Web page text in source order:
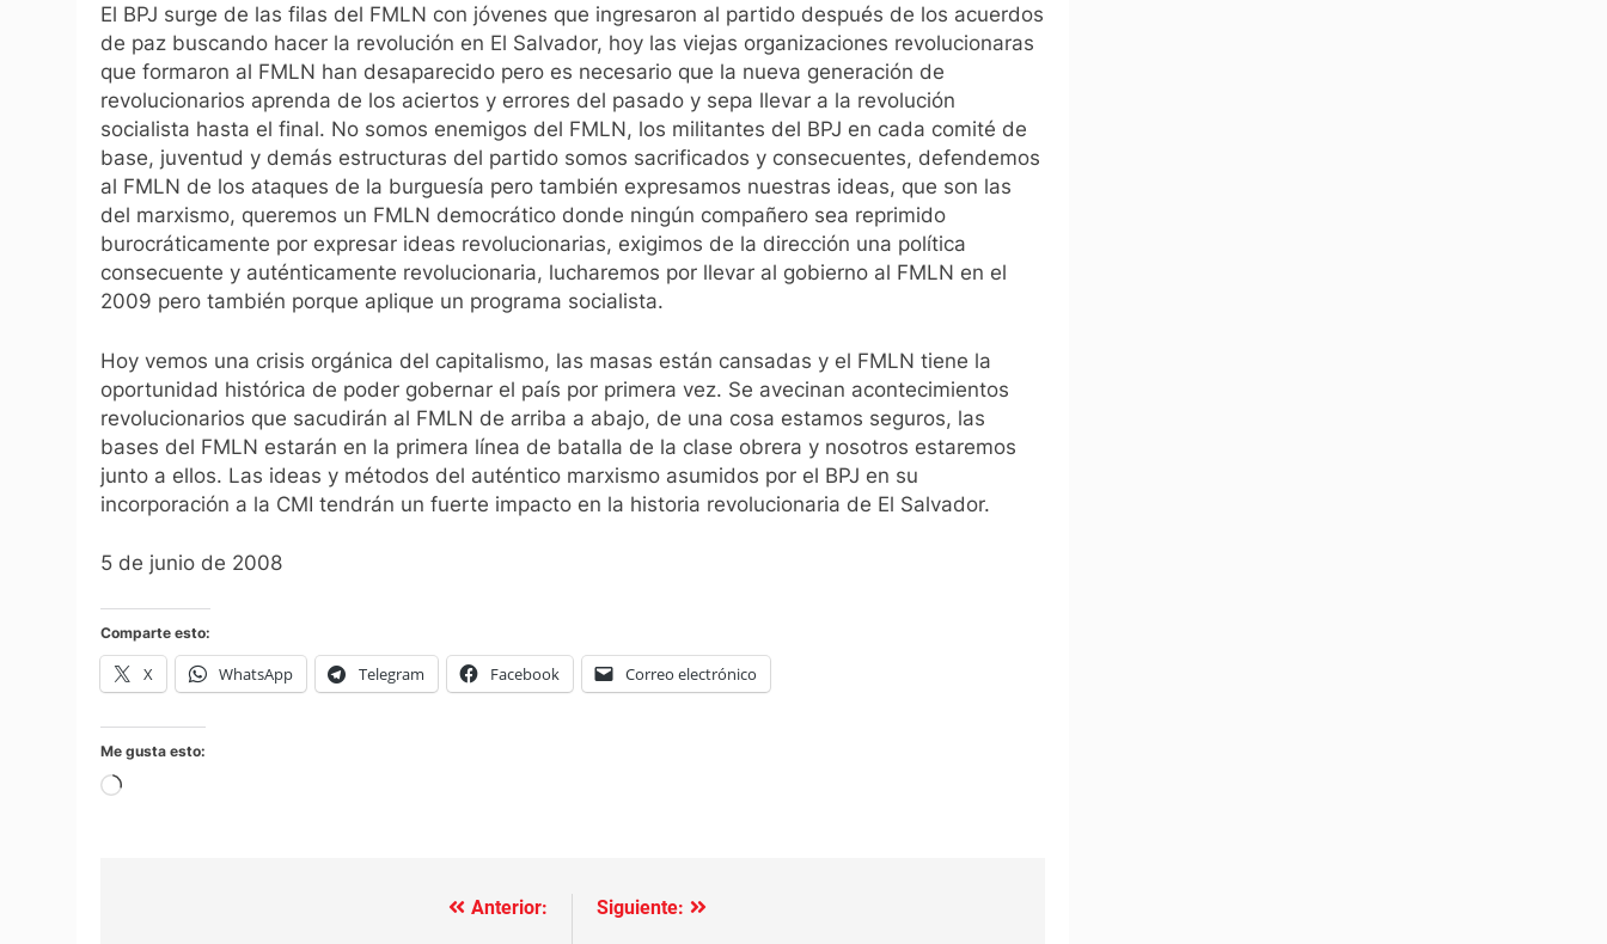
El BPJ surge de las filas del FMLN con jóvenes que ingresaron al partido después de los acuerdos
de paz buscando hacer la revolución en El Salvador, hoy las viejas organizaciones revolucionaras
que formaron al FMLN han desaparecido pero es necesario que la nueva generación de
revolucionarios aprenda de los aciertos y errores del pasado y sepa llevar a la revolución
socialista hasta el final. No somos enemigos del FMLN, los militantes del BPJ en cada comité de
base, juventud y demás estructuras del partido somos sacrificados y consecuentes, defendemos
al FMLN de los ataques de la burguesía pero también expresamos nuestras ideas, que son las
del marxismo, queremos un FMLN democrático donde ningún compañero sea reprimido
burocráticamente por expresar ideas revolucionarias, exigimos de la dirección una política
consecuente y auténticamente revolucionaria, lucharemos por llevar al gobierno al FMLN en el
2009 pero también porque aplique un programa socialista.
Hoy vemos una crisis orgánica del capitalismo, las masas están cansadas y el FMLN tiene la
oportunidad histórica de poder gobernar el país por primera vez. Se avecinan acontecimientos
revolucionarios que sacudirán al FMLN de arriba a abajo, de una cosa estamos seguros, las
bases del FMLN estarán en la primera línea de batalla de la clase obrera y nosotros estaremos
junto a ellos. Las ideas y métodos del auténtico marxismo asumidos por el BPJ en su
incorporación a la CMI tendrán un fuerte impacto en la historia revolucionaria de El Salvador.
5 de junio de 2008
Comparte esto:
X WhatsApp Telegram Facebook Correo electrónico
Me gusta esto:
Cargando...
Anterior:
Siguiente: